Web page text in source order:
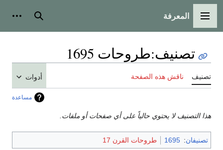
القائمة الرئيسية
المعرفة بحث
تصنيف:طروحات 1695
تصنيف ناقش هذه الصفحة أدوات
مساعدة
هذا التصنيف لا يحتوي حالياً على أي صفحات أو ملفات.
تصنيفان:
1695 طروحات القرن 17